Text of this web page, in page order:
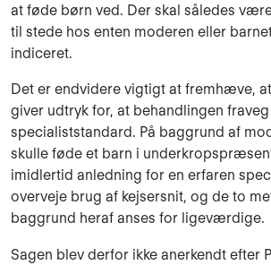
at føde børn ved. Der skal således
til stede hos enten moderen eller
indiceret.
Det er endvidere vigtigt at fremhæve,
giver udtryk for, at behandlingen
specialiststandard. På baggrund af
skulle føde et barn i
imidlertid anledning for en erfaren
overveje brug af kejsersnit, og de to
baggrund heraf anses for ligeværdige.
Sagen blev derfor ikke anerkendt efter